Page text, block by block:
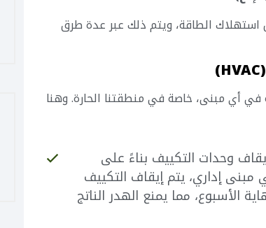
الطاقة، ويتم ذلك عبر عدة طرق
في أي مبنى، خاصة في منطقتنا الحارة. وهنا
وحدات التكييف بناءً على
إداري، يتم إيقاف التكييف
الأسبوع، مما يمنع الهدر الناتج